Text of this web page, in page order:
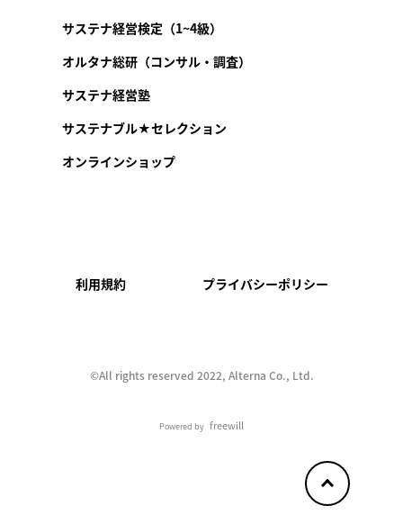
サステナ経営検定（1~4級）
オルタナ総研（コンサル・調査）
サステナ経営塾
サステナブル★セレクション
オンラインショップ
利用規約 プライバシーポリシー
©︎All rights reserved 2022, Alterna Co., Ltd.
Powered by freewill